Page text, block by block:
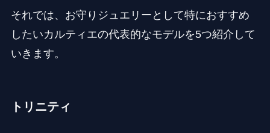
それでは、お守りジュエリーとして特におすすめ
したいカルティエの代表的なモデルを5つ紹介して
いきます。
トリニティ